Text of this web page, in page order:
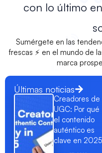
con lo último
Sumérgete en las
frescas ⚡ en el mundo de
marca
Últimas noticias
Creadores de
UGC: Por qué
el contenido
auténtico es
clave en 2025